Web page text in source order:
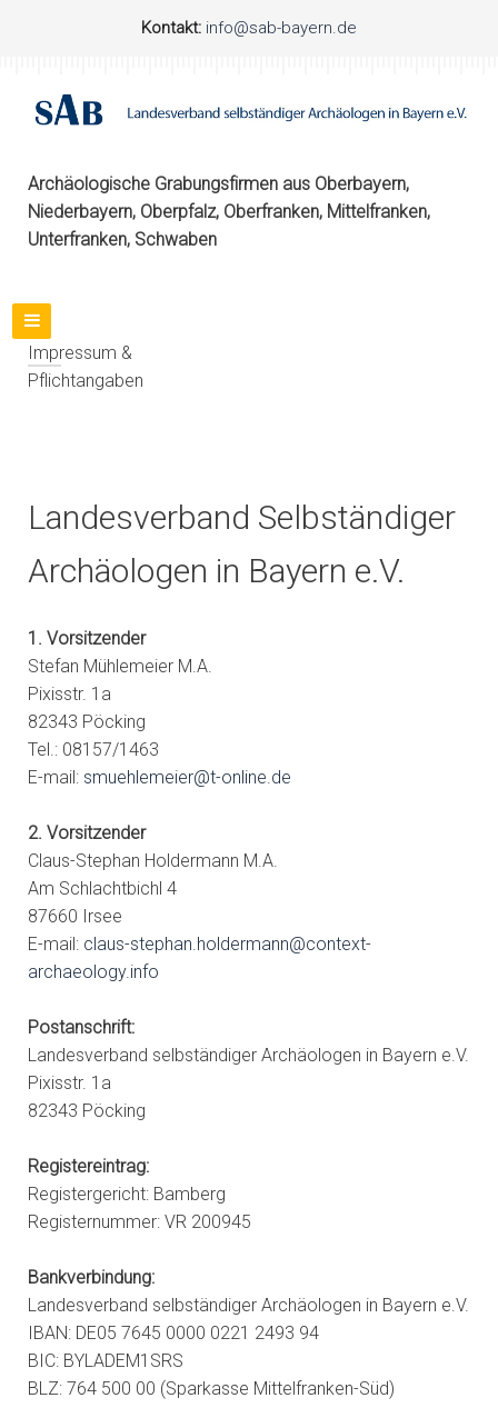
Kontakt: info@sab-bayern.de
Archäologische Grabungsfirmen aus Oberbayern,
Niederbayern, Oberpfalz, Oberfranken, Mittelfranken,
Unterfranken, Schwaben
Impressum &
Pflichtangaben
Landesverband Selbständiger
Archäologen in Bayern e.V.
1. Vorsitzender
Stefan Mühlemeier M.A.
Pixisstr. 1a
82343 Pöcking
Tel.: 08157/1463
E-mail: smuehlemeier@t-online.de
2. Vorsitzender
Claus-Stephan Holdermann M.A.
Am Schlachtbichl 4
87660 Irsee
E-mail: claus-stephan.holdermann@context-
archaeology.info
Postanschrift:
Landesverband selbständiger Archäologen in Bayern e.V.
Pixisstr. 1a
82343 Pöcking
Registereintrag:
Registergericht: Bamberg
Registernummer: VR 200945
Bankverbindung:
Landesverband selbständiger Archäologen in Bayern e.V.
IBAN: DE05 7645 0000 0221 2493 94
BIC: BYLADEM1SRS
BLZ: 764 500 00 (Sparkasse Mittelfranken-Süd)